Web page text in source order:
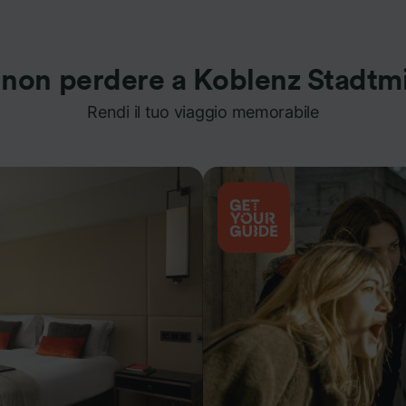
perdere a Koblenz
Rendi il tuo viaggio memorabile